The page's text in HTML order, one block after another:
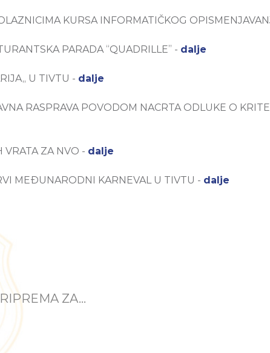
KURSA INFORMATIČKOG
PARADA “QUADRILLE” - dalje
U TIVTU - dalje
RASPRAVA POVODOM NACRTA ODLUKE O
VRATA ZA NVO - dalje
MEĐUNARODNI KARNEVAL U TIVTU - dalje
ZA...